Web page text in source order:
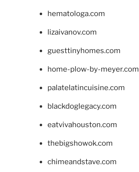
hematologa.com
lizaivanov.com
guesttinyhomes.com
home-plow-by-meyer.com
palatelatincuisine.com
blackdoglegacy.com
eatvivahouston.com
thebigshowok.com
chimeandstave.com